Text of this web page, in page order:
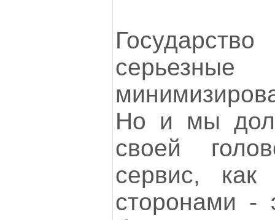
Но и мы
своей
сервис,
сторонами -